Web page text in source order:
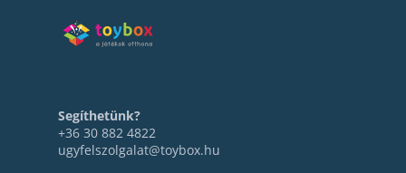
Segíthetünk?
+36 30 882 4822
ugyfelszolgalat@toybox.hu